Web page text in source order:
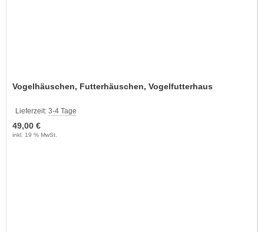
Vogelhäuschen, Futterhäuschen, Vogelfutterhaus
Lieferzeit: 3-4 Tage
49,00 €
inkl. 19 % MwSt.